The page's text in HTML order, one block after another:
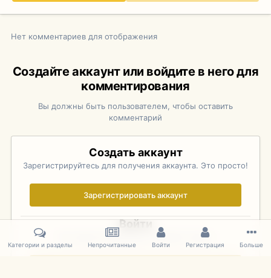
Нет комментариев для отображения
Создайте аккаунт или войдите в него для
комментирования
Вы должны быть пользователем, чтобы оставить
комментарий
Создать аккаунт
Зарегистрируйтесь для получения аккаунта. Это просто!
Зарегистрировать аккаунт
Войти
Уже зарегистрированы? Войдите здесь.
Категории и разделы Непрочитанные Войти Регистрация Больше